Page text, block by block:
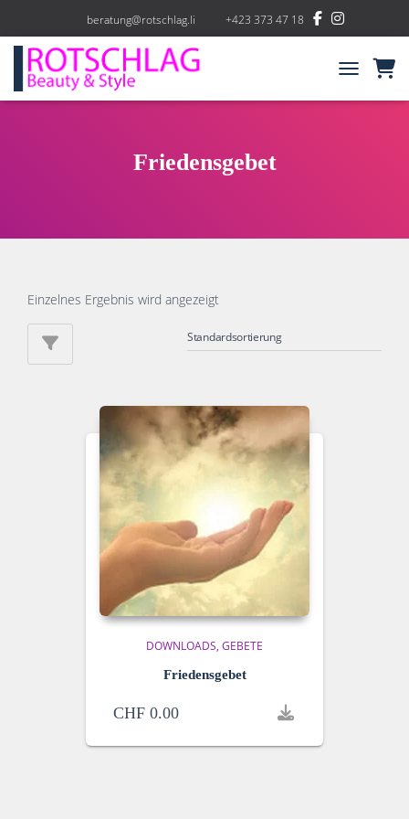
beratung@rotschlag.li +423 373 47 18
Friedensgebet
Einzelnes Ergebnis wird angezeigt
DOWNLOADS GEBETE
Friedensgebet
CHF 0.00